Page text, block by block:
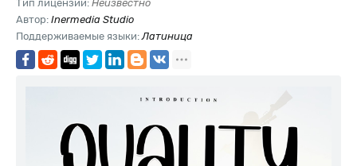
Тип лицензии: Неизвестно
Автор: Inermedia Studio
Поддерживаемые языки:Латиница